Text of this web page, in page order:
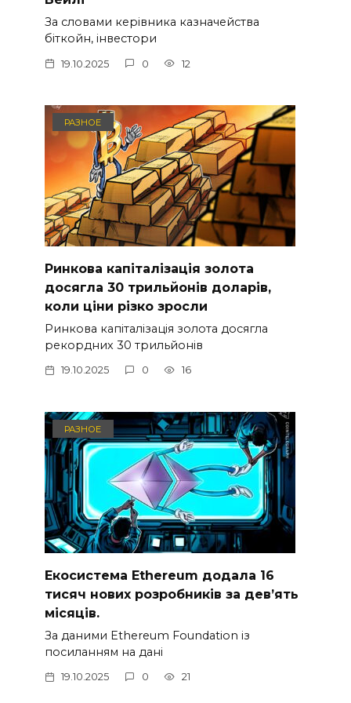
За словами керівника казначейства
біткойн, інвестори
19.10.2025 0 12
РАЗНОЕ
Ринкова капіталізація золота
досягла 30 трильйонів доларів,
коли ціни різко зросли
Ринкова капіталізація золота досягла
рекордних 30 трильйонів
19.10.2025 0 16
РАЗНОЕ
Екосистема Ethereum додала 16
тисяч нових розробників за дев’ять
місяців.
За даними Ethereum Foundation із
посиланням на дані
19.10.2025 0 21